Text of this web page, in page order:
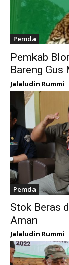
Pemda
Pemkab
Bareng
Jalaludin Rummi -
Pemda
Stok Beras
Aman
Jalaludin Rummi -